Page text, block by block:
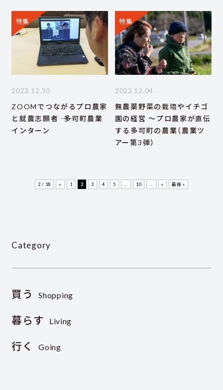
特集
2023.12.30
ZOOMでつながるプロ農家
と就農志願者 ―― 多可町農業
インターン
特集
2023.12.04
無農薬野菜の栽培やイチゴ
園の経営 ～プロ農家が直伝
する多可町の農業（農業ツ
アー第3弾）
2 / 18 « 1 2 3 4 5 10 » 最後 »
Category
買う Shopping
暮らす Living
行く Going